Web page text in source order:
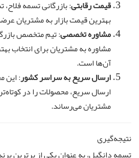
قیمت رقابتی: بازرگانی تسمه
بهترین قیمت بازار به مشتریان
مشاوره تخصصی: تیم متخصص
مشاوره به مشتریان برای انتخاب
آن‌ها است.
ارسال سریع به سراسر کشور: این
ارسال سریع، محصولات را در
مشتریان می‌رساند.
نتیجه‌گیری